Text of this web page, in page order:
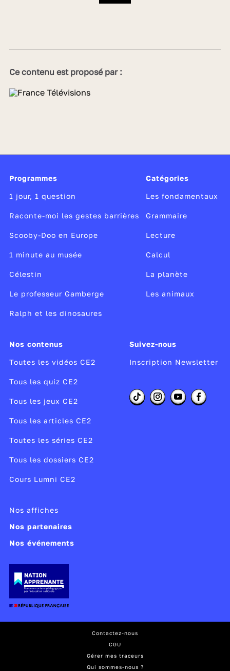
Ce contenu est proposé par :
Programmes
1 jour, 1 question
Raconte-moi les gestes barrières
Scooby-Doo en Europe
1 minute au musée
Célestin
Le professeur Gamberge
Ralph et les dinosaures
Catégories
Les fondamentaux
Grammaire
Lecture
Calcul
La planète
Les animaux
Nos contenus
Toutes les vidéos CE2
Tous les quiz CE2
Tous les jeux CE2
Tous les articles CE2
Toutes les séries CE2
Tous les dossiers CE2
Cours Lumni CE2
Suivez-nous
Inscription Newsletter
Nos affiches
Nos partenaires
Nos événements
Contactez-nous
CGU
Gérer mes traceurs
Qui sommes-nous ?